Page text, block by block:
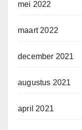
mei 2022
maart 2022
december 2021
augustus 2021
april 2021